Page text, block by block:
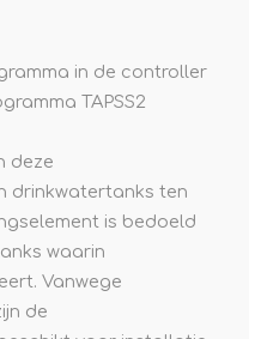
in de controller
TAPSS2
deze
drinkwatertanks ten
is bedoeld
waarin
Vanwege
de